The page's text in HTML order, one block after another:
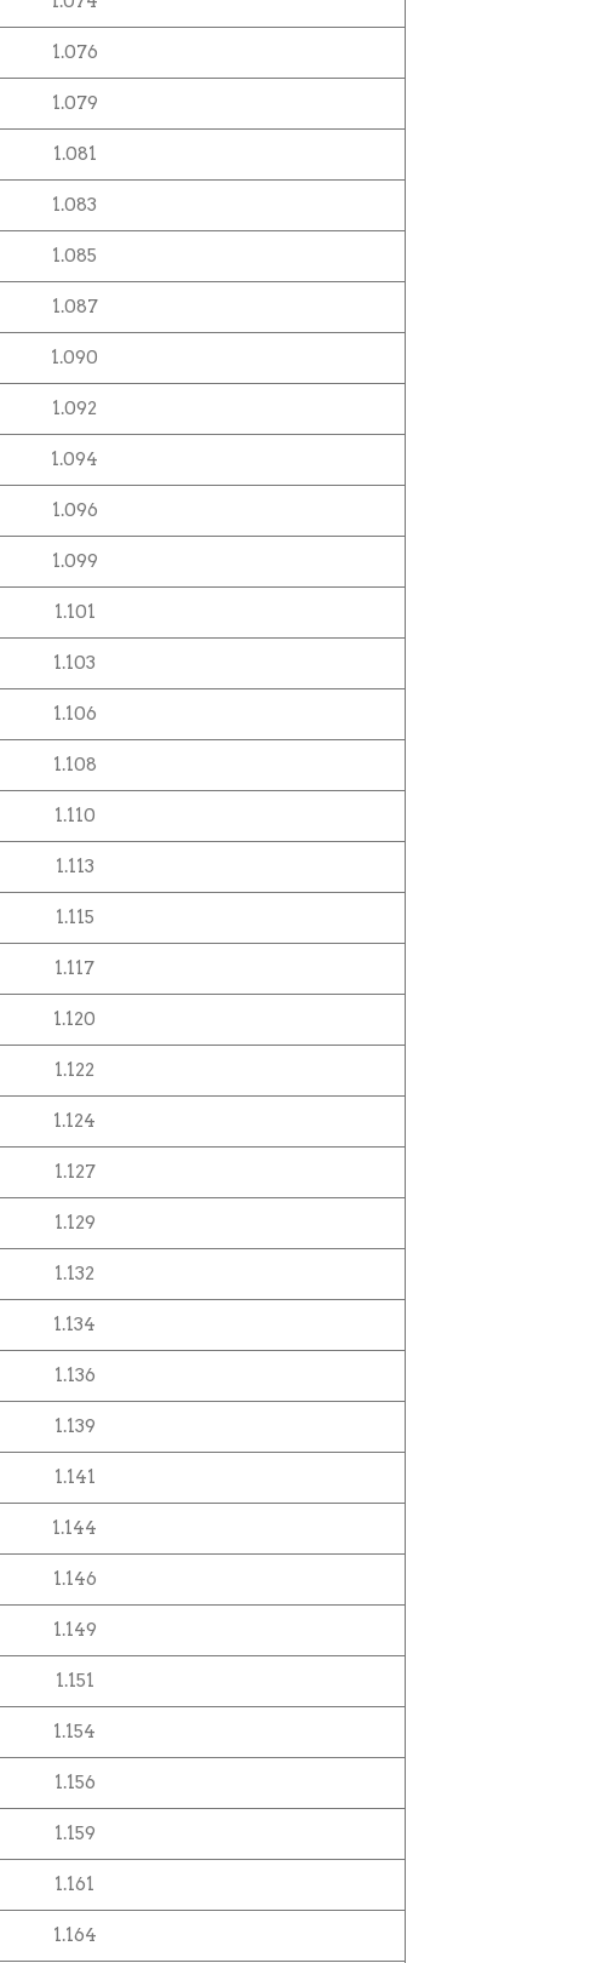
1.076
1.079
1.081
1.083
1.085
1.087
1.090
1.092
1.094
1.096
1.099
1.101
1.103
1.106
1.108
1.110
1.113
1.115
1.117
1.120
1.122
1.124
1.127
1.129
1.132
1.134
1.136
1.139
1.141
1.144
1.146
1.149
1.151
1.154
1.156
1.159
1.161
1.164